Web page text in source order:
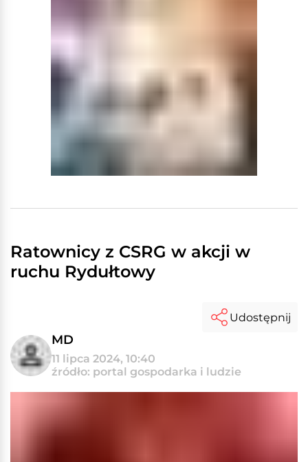
Ratownicy z CSRG w akcji w
ruchu Rydułtowy
MD
11 lipca 2024, 10:40
źródło: portal gospodarka i ludzie
Udostępnij